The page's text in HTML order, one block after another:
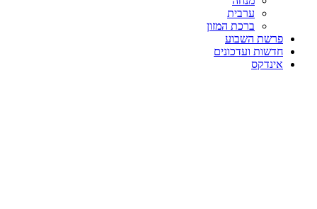
ערבית
ברכת המזון
פרשת השבוע
חדשות ועדכונים
אינדקס